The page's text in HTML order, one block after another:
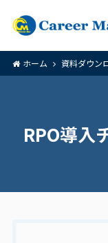
ホーム 資料ダウン
RPO導入